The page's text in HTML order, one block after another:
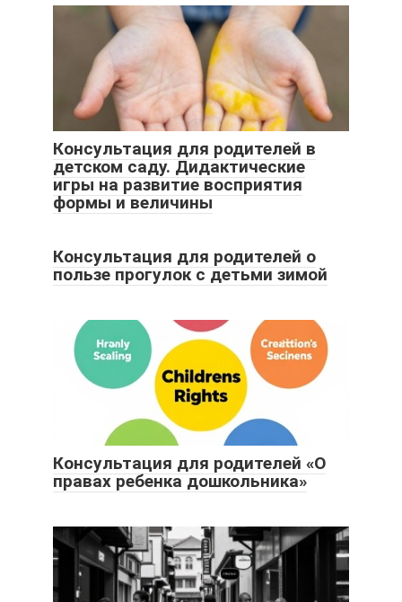
Консультация для родителей в
детском саду. Дидактические
игры на развитие восприятия
формы и величины
Консультация для родителей о
пользе прогулок с детьми зимой
Консультация для родителей «О
правах ребенка дошкольника»